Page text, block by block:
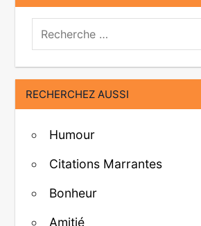
Recherche:
RECHERCHEZ AUSSI
Humour
Citations Marrantes
Bonheur
Amitié